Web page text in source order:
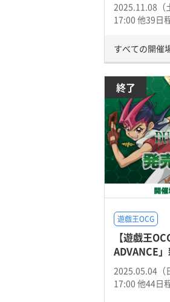
2025.11.08（
17:00 他39日
すべての開催
終了
遊戯王OCG
【遊戯王
ADVANCE
2025.05.04（
17:00 他44日